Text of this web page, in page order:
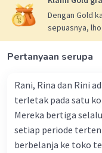
Dengan Gold
sepuasnya, lho.
Pertanyaan serupa
Rani, Rina dan Rini
terletak pada satu
Mereka bertiga
setiap periode
berbelanja ke toko